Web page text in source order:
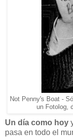
Not Penny's Boat -
un Fotolog,
Un día como hoy
pasa en todo el